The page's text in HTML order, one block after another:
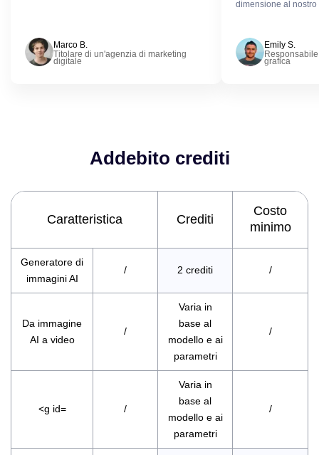
Marco B.
Titolare di un'agenzia di marketing
digitale
dimensione al
Emily S.
grafica
Addebito crediti
Caratteristica Crediti
Costo
minimo
Generatore di
immagini AI
/ 2 crediti /
Da immagine
AI a video
/
Varia in
base al
modello e ai
parametri
/
<g id= /
Varia in
base al
modello e ai
parametri
/